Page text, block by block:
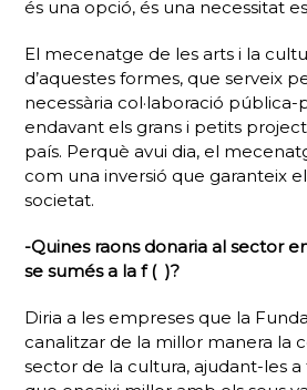
és una opció, és una necessitat
El mecenatge de les arts i la
d’aquestes formes, que serveix
necessària col·laboració
endavant els grans i petits
país. Perquè avui dia, el
com una inversió que garanteix
societat.
-Quines raons donaria al sector
se sumés a la f ( )?
Diria a les empreses que la
canalitzar de la millor manera la
sector de la cultura, ajudant-les